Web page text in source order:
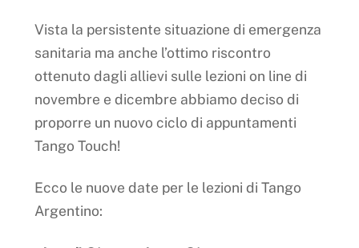
Vista la persistente situazione di emergenza
sanitaria ma anche l’ottimo riscontro
ottenuto dagli allievi sulle lezioni on line di
novembre e dicembre abbiamo deciso di
proporre un nuovo ciclo di appuntamenti
Tango Touch!
Ecco le nuove date per le lezioni di Tango
Argentino: